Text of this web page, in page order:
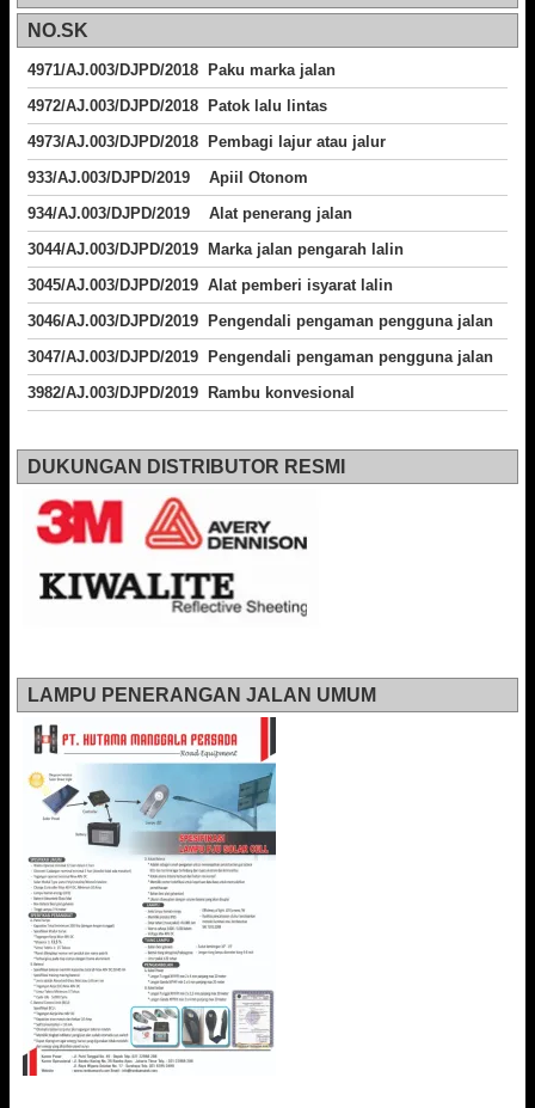
NO.SK
4971/AJ.003/DJPD/2018 Paku marka jalan
4972/AJ.003/DJPD/2018 Patok lalu lintas
4973/AJ.003/DJPD/2018
Pembagi lajur atau jalur
933/AJ.003/DJPD/2019 Apiil Otonom
934/AJ.003/DJPD/2019 Alat penerang jalan
3044/AJ.003/DJPD/2019 Marka jalan pengarah lalin
3045/AJ.003/DJPD/2019 Alat pemberi isyarat lalin
3046/AJ.003/DJPD/2019 Pengendali pengaman pengguna jalan
3047/AJ.003/DJPD/2019 Pengendali pengaman pengguna jalan
3982/AJ.003/DJPD/2019 Rambu konvesional
DUKUNGAN DISTRIBUTOR RESMI
LAMPU PENERANGAN JALAN UMUM